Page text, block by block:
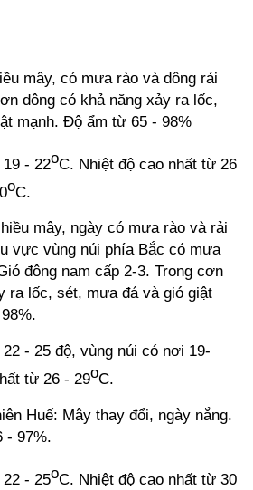
mây, có mưa rào và dông rải
dông có khả năng xảy ra lốc,
mạnh. Độ ẩm từ 65 - 98%
- 22oC. Nhiệt độ cao nhất từ 26
oC.
mây, ngày có mưa rào và rải
vực vùng núi phía Bắc có mưa
đông nam cấp 2-3. Trong cơn
ra lốc, sét, mưa đá và gió giật
- 25 độ, vùng núi có nơi 19-
từ 26 - 29oC.
Huế: Mây thay đổi, ngày nắng.
- 97%.
- 25oC. Nhiệt độ cao nhất từ 30